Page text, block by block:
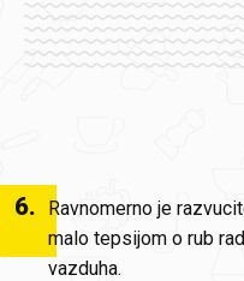
6.
Ravnomerno je
malo tepsijom o rub
vazduha.